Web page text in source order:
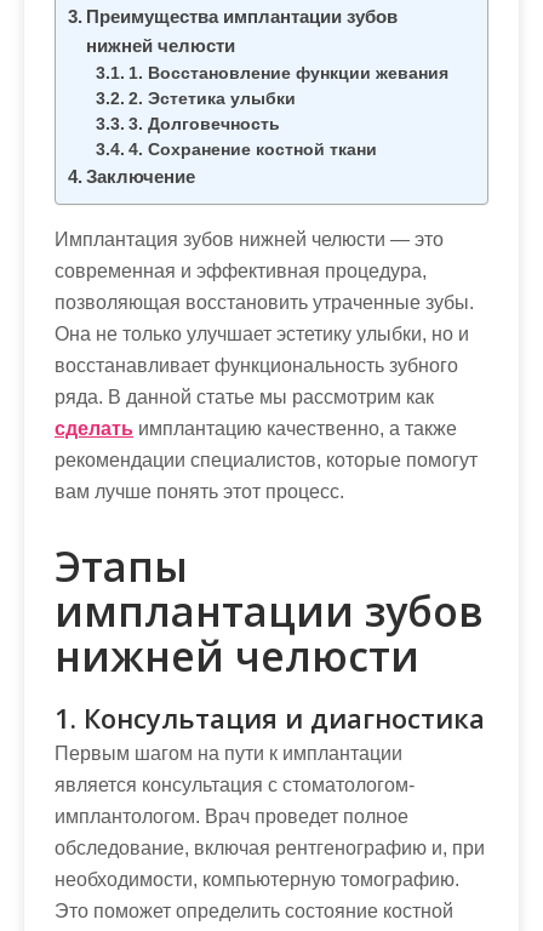
Преимущества имплантации зубов
нижней челюсти
1. Восстановление функции жевания
2. Эстетика улыбки
3. Долговечность
4. Сохранение костной ткани
Заключение
Имплантация зубов нижней челюсти — это
современная и эффективная процедура,
позволяющая восстановить утраченные зубы.
Она не только улучшает эстетику улыбки, но и
восстанавливает функциональность зубного
ряда. В данной статье мы рассмотрим как
сделать имплантацию качественно, а также
рекомендации специалистов, которые помогут
вам лучше понять этот процесс.
Этапы
имплантации зубов
нижней челюсти
1. Консультация и диагностика
Первым шагом на пути к имплантации
является консультация с стоматологом-
имплантологом. Врач проведет полное
обследование, включая рентгенографию и, при
необходимости, компьютерную томографию.
Это поможет определить состояние костной